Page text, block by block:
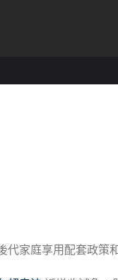
代家庭享用配套政策